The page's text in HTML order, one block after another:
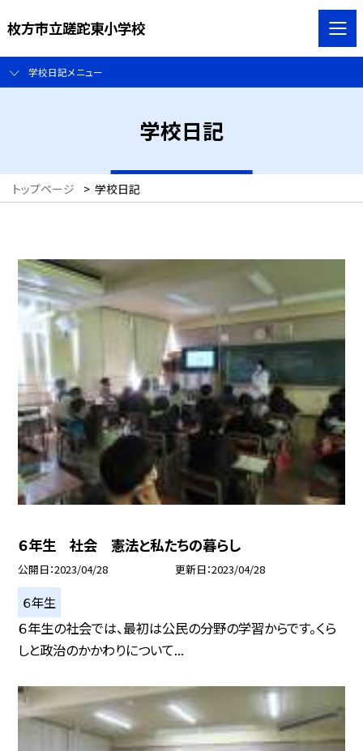
枚方市立蹉跎東小学校
学校日記メニュー
学校日記
トップページ > 学校日記
６年生 社会 憲法と私たちの暮らし
公開日 2023/04/28 更新日 2023/04/28
６年生
６年生の社会では、最初は公民の分野の学習からです。くら
しと政治のかかわりについて...